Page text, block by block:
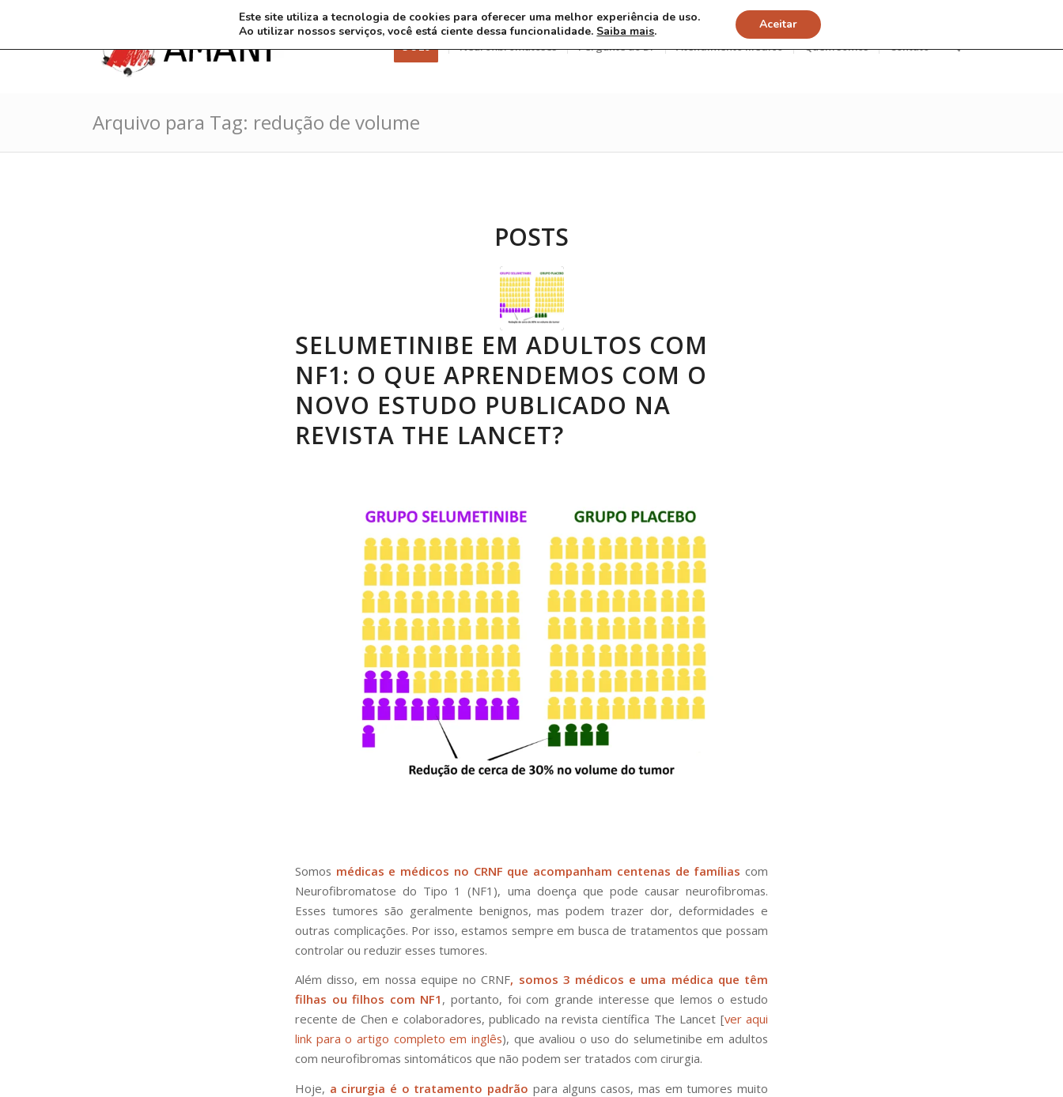
3 8 26 Neurofibromatoses Pergunte ao Dr Atendimento Médico Quem somos Contato
Arquivo para Tag: redução de volume
POSTS
SELUMETINIBE EM ADULTOS COM
NF1: O QUE APRENDEMOS COM O
NOVO ESTUDO PUBLICADO NA
REVISTA THE LANCET?
Somos médicas e médicos no CRNF que acompanham centenas de famílias com
Neurofibromatose do Tipo 1 (NF1), uma doença que pode causar neurofibromas.
Esses tumores são geralmente benignos, mas podem trazer dor, deformidades e
outras complicações. Por isso, estamos sempre em busca de tratamentos que possam
controlar ou reduzir esses tumores.
Além disso, em nossa equipe no CRNF, somos 3 médicos e uma médica que têm
filhas ou filhos com NF1 , portanto, foi com grande interesse que lemos o estudo
recente de Chen e colaboradores, publicado na revista científica The Lancet [ver aqui
link para o artigo completo em inglês), que avaliou o uso do selumetinibe em adultos
com neurofibromas sintomáticos que não podem ser tratados com cirurgia.
Hoje, a cirurgia é o tratamento padrão para alguns casos, mas em tumores muito
Este site utiliza a tecnologia de cookies para oferecer uma melhor experiência de uso.
Ao utilizar nossos serviços, você está ciente dessa funcionalidade. Saiba mais. Aceitar